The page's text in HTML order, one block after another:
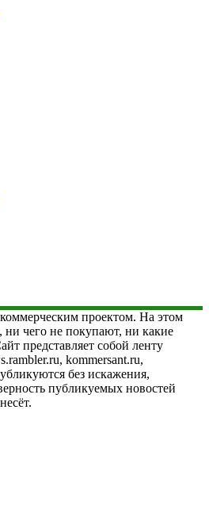
проектом. На этом
ни чего не покупают, ни какие
представляет собой ленту
kommersant.ru,
без искажения,
публикуемых новостей